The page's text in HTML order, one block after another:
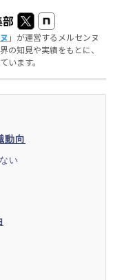
」が運営するメルセンヌ
の知見や実績をもとに、
います。
動向
い